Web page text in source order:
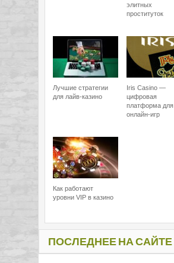
элитных
проституток
Лучшие стратегии
для лайв-казино
Iris Casino —
цифровая
платформа для
онлайн-игр
Как работают
уровни VIP в казино
ПОСЛЕДНЕЕ НА САЙТЕ